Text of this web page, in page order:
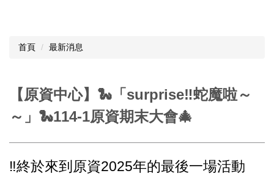
首頁 最新消息
【原資中心】🐍「surprise‼️蛇魔啦～
～」🐍114-1原資期末大會🎄
‼️終於來到原資2025年的最後一場活動